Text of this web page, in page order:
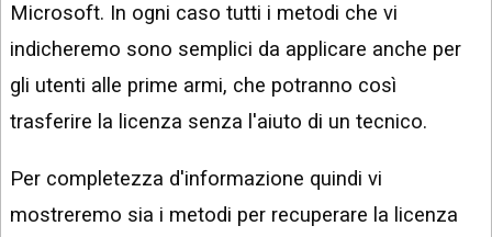
Microsoft. In ogni caso tutti i metodi che vi
indicheremo sono semplici da applicare anche per
gli utenti alle prime armi, che potranno così
trasferire la licenza senza l'aiuto di un tecnico.
Per completezza d'informazione quindi vi
mostreremo sia i metodi per recuperare la licenza